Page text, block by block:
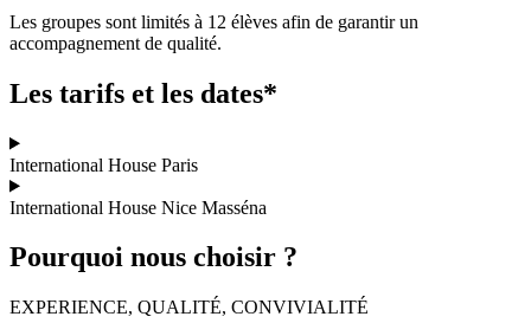
Les groupes sont limités à 12 élèves afin de garantir un
accompagnement de qualité.
Les tarifs et les dates*
International House Paris
International House Nice Masséna
Pourquoi nous choisir ?
EXPERIENCE, QUALITÉ, CONVIVIALITÉ